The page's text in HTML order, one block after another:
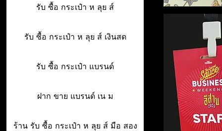
รับ ซื้อ กระเป๋า ห ลุย ส์
รับ ซื้อ กระเป๋า ห ลุย ส์ เงินสด
รับ ซื้อ กระเป๋า แบรนด์
ฝาก ขาย แบรนด์ เน ม
ร้าน รับ ซื้อ กระเป๋า ห ลุย ส์ มือ สอง